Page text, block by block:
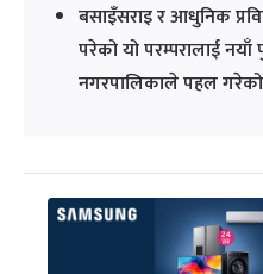
बसाइँसराइ र आधुनिक
परेको यो परम्परालाई नयाँ
नगरपालिकाले पहल गरेको